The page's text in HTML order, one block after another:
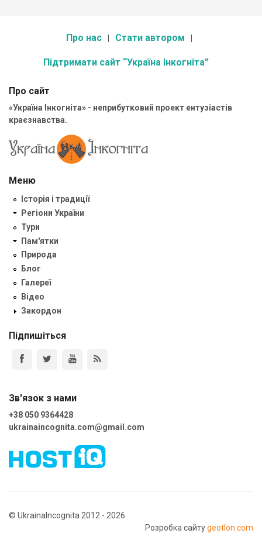
Про нас Стати автором
Підтримати сайт “Україна Інкогніта”
Про сайт
«Україна Інкогніта» - неприбутковий проект ентузіастів
краєзнавства.
Меню
Історія і традиції
Регіони України
Тури
Пам'ятки
Природа
Блог
Галереї
Відео
Закордон
Підпишіться
Зв'язок з нами
+38 050 9364428
ukrainaincognita.com@gmail.com
© UkrainaIncognita 2012 - 2026
Розробка сайтуgeotlon.com